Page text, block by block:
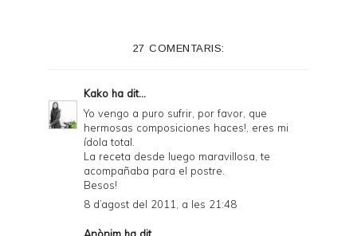
i
e
n
d
l
27 COMENTARIS:
Kako ha dit...
Yo vengo a puro sufrir, por favor, que
hermosas composiciones haces!, eres mi
ídola total.
La receta desde luego maravillosa, te
acompañaba para el postre.
Besos!
8 d’agost del 2011, a les 21:48